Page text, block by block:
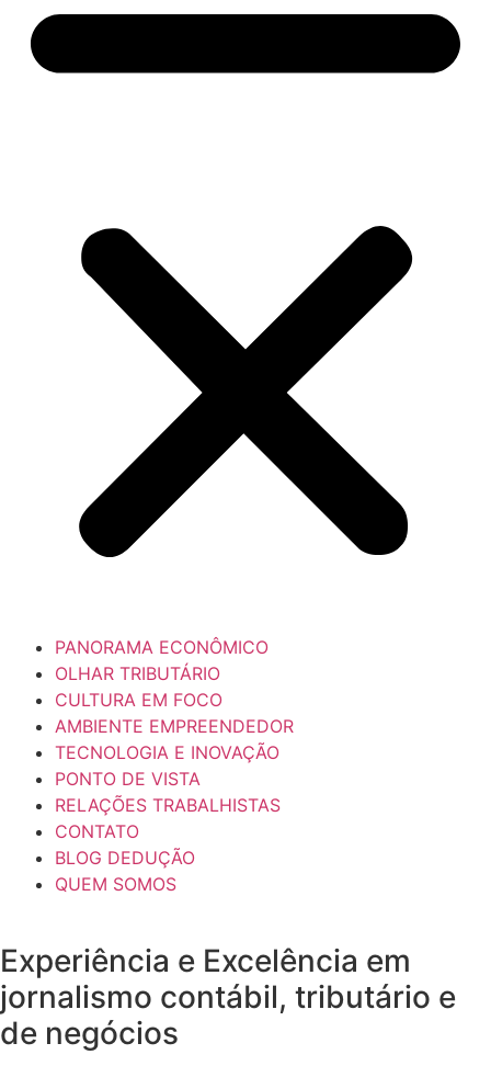
PANORAMA ECONÔMICO
OLHAR TRIBUTÁRIO
CULTURA EM FOCO
AMBIENTE EMPREENDEDOR
TECNOLOGIA E INOVAÇÃO
PONTO DE VISTA
RELAÇÕES TRABALHISTAS
CONTATO
BLOG DEDUÇÃO
QUEM SOMOS
Experiência e Excelência em
jornalismo contábil, tributário e
de negócios